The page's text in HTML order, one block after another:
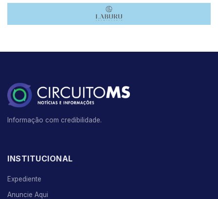
Informação com credibilidade.
INSTITUCIONAL
Expediente
Anuncie Aqui